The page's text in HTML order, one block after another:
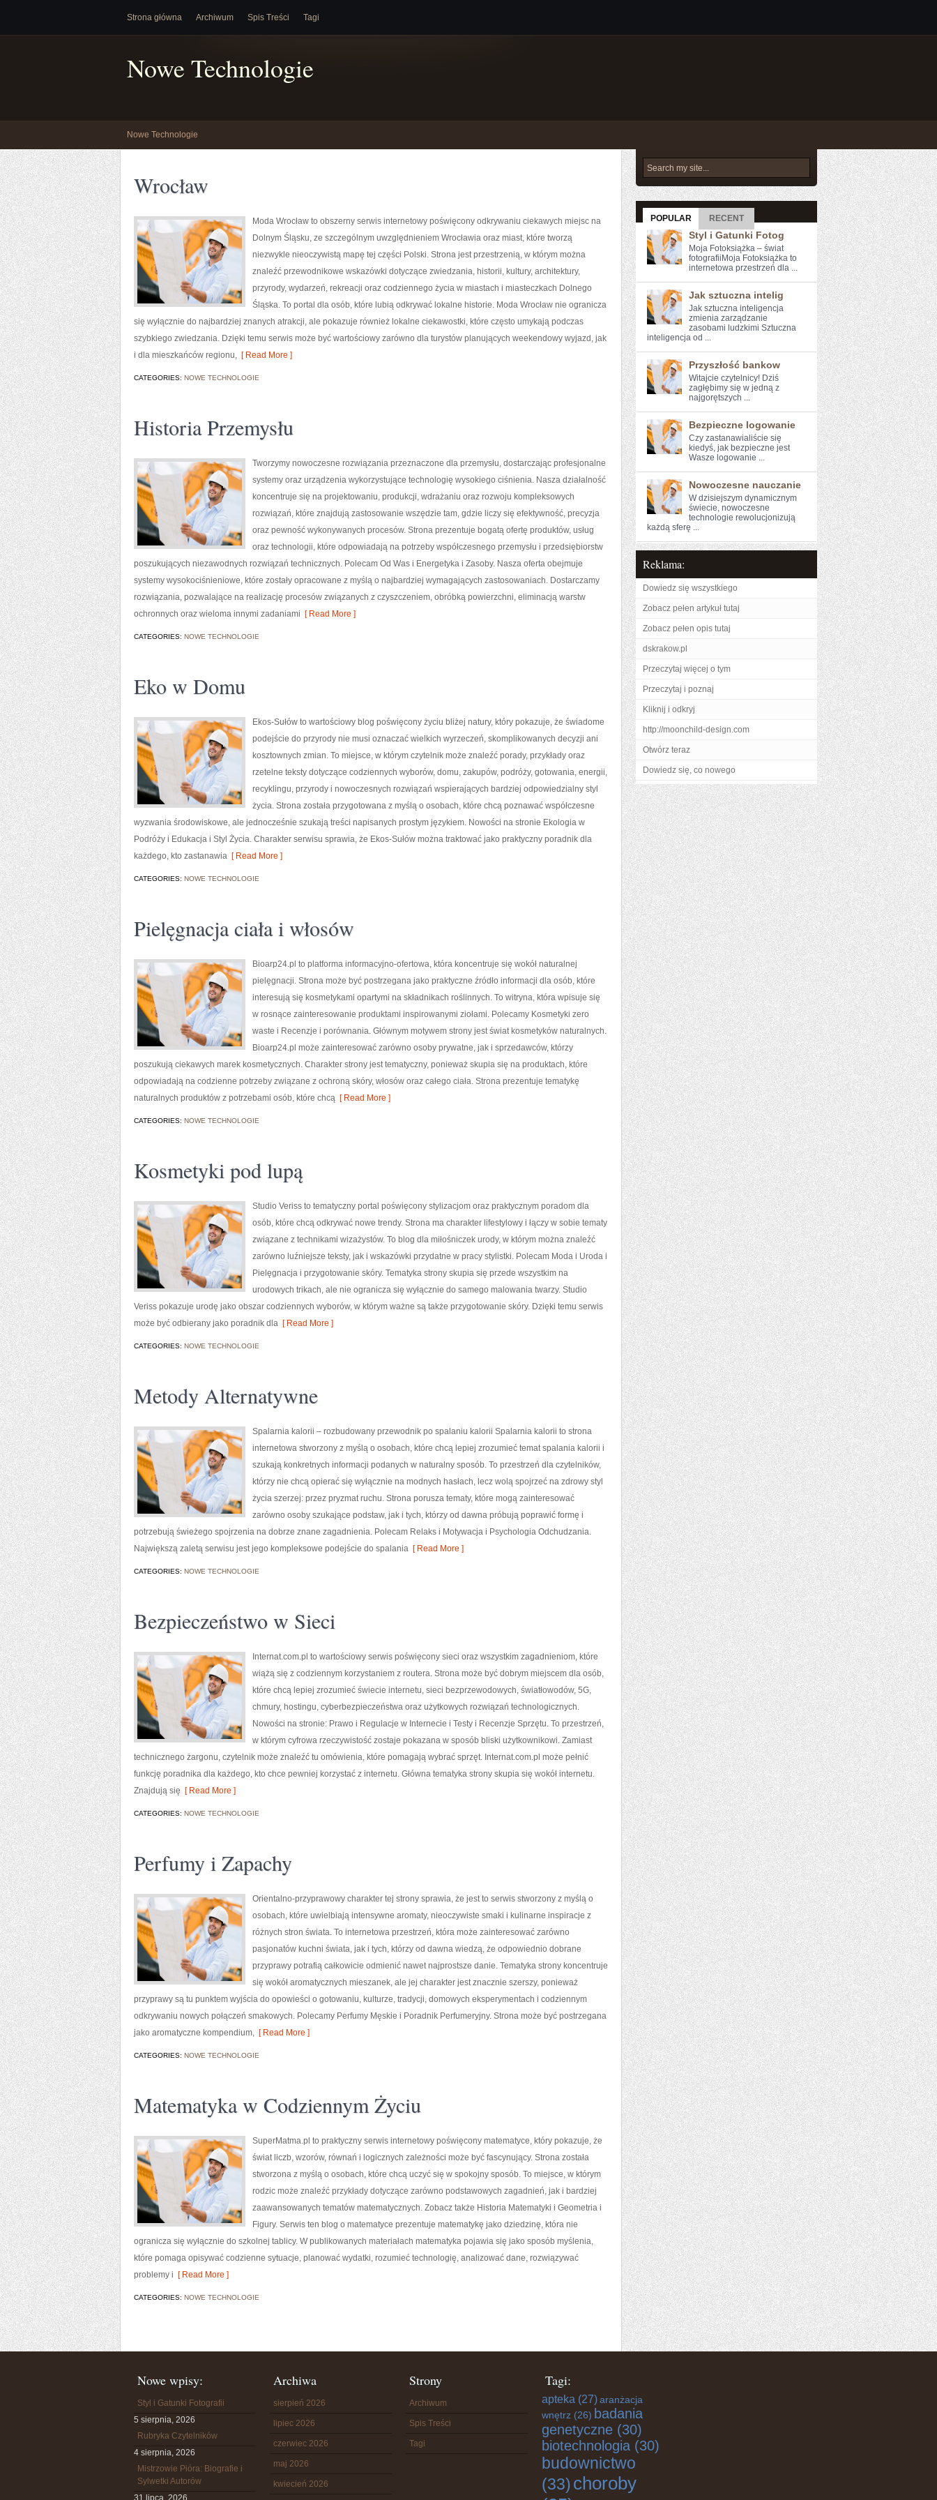
Strona główna Archiwum Spis Treści Tagi
Nowe Technologie
Nowe Technologie
Wrocław
Moda Wrocław to obszerny serwis internetowy poświęcony odkrywaniu ciekawych miejsc na
Dolnym Śląsku, ze szczególnym uwzględnieniem Wrocławia oraz miast, które tworzą
niezwykle nieoczywistą mapę tej części Polski. Strona jest przestrzenią, w którym można
znaleźć przewodnikowe wskazówki dotyczące zwiedzania, historii, kultury, architektury,
przyrody, wydarzeń, rekreacji oraz codziennego życia w miastach i miasteczkach Dolnego
Śląska. To portal dla osób, które lubią odkrywać lokalne historie. Moda Wrocław nie ogranicza
się wyłącznie do najbardziej znanych atrakcji, ale pokazuje również lokalne ciekawostki, które często umykają podczas
szybkiego zwiedzania. Dzięki temu serwis może być wartościowy zarówno dla turystów planujących weekendowy wyjazd, jak
i dla mieszkańców regionu, [ Read More ]
CATEGORIES: NOWE TECHNOLOGIE
Historia Przemysłu
Tworzymy nowoczesne rozwiązania przeznaczone dla przemysłu, dostarczając profesjonalne
systemy oraz urządzenia wykorzystujące technologię wysokiego ciśnienia. Nasza działalność
koncentruje się na projektowaniu, produkcji, wdrażaniu oraz rozwoju kompleksowych
rozwiązań, które znajdują zastosowanie wszędzie tam, gdzie liczy się efektywność, precyzja
oraz pewność wykonywanych procesów. Strona prezentuje bogatą ofertę produktów, usług
oraz technologii, które odpowiadają na potrzeby współczesnego przemysłu i przedsiębiorstw
poszukujących niezawodnych rozwiązań technicznych. Polecam Od Was i Energetyka i Zasoby. Nasza oferta obejmuje
systemy wysokociśnieniowe, które zostały opracowane z myślą o najbardziej wymagających zastosowaniach. Dostarczamy
rozwiązania, pozwalające na realizację procesów związanych z czyszczeniem, obróbką powierzchni, eliminacją warstw
ochronnych oraz wieloma innymi zadaniami [ Read More ]
CATEGORIES: NOWE TECHNOLOGIE
Eko w Domu
Ekos-Sułów to wartościowy blog poświęcony życiu bliżej natury, który pokazuje, że świadome
podejście do przyrody nie musi oznaczać wielkich wyrzeczeń, skomplikowanych decyzji ani
kosztownych zmian. To miejsce, w którym czytelnik może znaleźć porady, przykłady oraz
rzetelne teksty dotyczące codziennych wyborów, domu, zakupów, podróży, gotowania, energii,
recyklingu, przyrody i nowoczesnych rozwiązań wspierających bardziej odpowiedzialny styl
życia. Strona została przygotowana z myślą o osobach, które chcą poznawać współczesne
wyzwania środowiskowe, ale jednocześnie szukają treści napisanych prostym językiem. Nowości na stronie Ekologia w
Podróży i Edukacja i Styl Życia. Charakter serwisu sprawia, że Ekos-Sułów można traktować jako praktyczny poradnik dla
każdego, kto zastanawia [ Read More ]
CATEGORIES: NOWE TECHNOLOGIE
Pielęgnacja ciała i włosów
Bioarp24.pl to platforma informacyjno-ofertowa, która koncentruje się wokół naturalnej
pielęgnacji. Strona może być postrzegana jako praktyczne źródło informacji dla osób, które
interesują się kosmetykami opartymi na składnikach roślinnych. To witryna, która wpisuje się
w rosnące zainteresowanie produktami inspirowanymi ziołami. Polecamy Kosmetyki zero
waste i Recenzje i porównania. Głównym motywem strony jest świat kosmetyków naturalnych.
Bioarp24.pl może zainteresować zarówno osoby prywatne, jak i sprzedawców, którzy
poszukują ciekawych marek kosmetycznych. Charakter strony jest tematyczny, ponieważ skupia się na produktach, które
odpowiadają na codzienne potrzeby związane z ochroną skóry, włosów oraz całego ciała. Strona prezentuje tematykę
naturalnych produktów z potrzebami osób, które chcą [ Read More ]
CATEGORIES: NOWE TECHNOLOGIE
Kosmetyki pod lupą
Studio Veriss to tematyczny portal poświęcony stylizacjom oraz praktycznym poradom dla
osób, które chcą odkrywać nowe trendy. Strona ma charakter lifestylowy i łączy w sobie tematy
związane z technikami wizażystów. To blog dla miłośniczek urody, w którym można znaleźć
zarówno luźniejsze teksty, jak i wskazówki przydatne w pracy stylistki. Polecam Moda i Uroda i
Pielęgnacja i przygotowanie skóry. Tematyka strony skupia się przede wszystkim na
urodowych trikach, ale nie ogranicza się wyłącznie do samego malowania twarzy. Studio
Veriss pokazuje urodę jako obszar codziennych wyborów, w którym ważne są także przygotowanie skóry. Dzięki temu serwis
może być odbierany jako poradnik dla [ Read More ]
CATEGORIES: NOWE TECHNOLOGIE
Metody Alternatywne
Spalarnia kalorii – rozbudowany przewodnik po spalaniu kalorii Spalarnia kalorii to strona
internetowa stworzony z myślą o osobach, które chcą lepiej zrozumieć temat spalania kalorii i
szukają konkretnych informacji podanych w naturalny sposób. To przestrzeń dla czytelników,
którzy nie chcą opierać się wyłącznie na modnych hasłach, lecz wolą spojrzeć na zdrowy styl
życia szerzej: przez pryzmat ruchu. Strona porusza tematy, które mogą zainteresować
zarówno osoby szukające podstaw, jak i tych, którzy od dawna próbują poprawić formę i
potrzebują świeżego spojrzenia na dobrze znane zagadnienia. Polecam Relaks i Motywacja i Psychologia Odchudzania.
Największą zaletą serwisu jest jego kompleksowe podejście do spalania [ Read More ]
CATEGORIES: NOWE TECHNOLOGIE
Bezpieczeństwo w Sieci
Internat.com.pl to wartościowy serwis poświęcony sieci oraz wszystkim zagadnieniom, które
wiążą się z codziennym korzystaniem z routera. Strona może być dobrym miejscem dla osób,
które chcą lepiej zrozumieć świecie internetu, sieci bezprzewodowych, światłowodów, 5G,
chmury, hostingu, cyberbezpieczeństwa oraz użytkowych rozwiązań technologicznych.
Nowości na stronie: Prawo i Regulacje w Internecie i Testy i Recenzje Sprzętu. To przestrzeń,
w którym cyfrowa rzeczywistość zostaje pokazana w sposób bliski użytkownikowi. Zamiast
technicznego żargonu, czytelnik może znaleźć tu omówienia, które pomagają wybrać sprzęt. Internat.com.pl może pełnić
funkcję poradnika dla każdego, kto chce pewniej korzystać z internetu. Główna tematyka strony skupia się wokół internetu.
Znajdują się [ Read More ]
CATEGORIES: NOWE TECHNOLOGIE
Perfumy i Zapachy
Orientalno-przyprawowy charakter tej strony sprawia, że jest to serwis stworzony z myślą o
osobach, które uwielbiają intensywne aromaty, nieoczywiste smaki i kulinarne inspiracje z
różnych stron świata. To internetowa przestrzeń, która może zainteresować zarówno
pasjonatów kuchni świata, jak i tych, którzy od dawna wiedzą, że odpowiednio dobrane
przyprawy potrafią całkowicie odmienić nawet najprostsze danie. Tematyka strony koncentruje
się wokół aromatycznych mieszanek, ale jej charakter jest znacznie szerszy, ponieważ
przyprawy są tu punktem wyjścia do opowieści o gotowaniu, kulturze, tradycji, domowych eksperymentach i codziennym
odkrywaniu nowych połączeń smakowych. Polecamy Perfumy Męskie i Poradnik Perfumeryjny. Strona może być postrzegana
jako aromatyczne kompendium, [ Read More ]
CATEGORIES: NOWE TECHNOLOGIE
Matematyka w Codziennym Życiu
SuperMatma.pl to praktyczny serwis internetowy poświęcony matematyce, który pokazuje, że
świat liczb, wzorów, równań i logicznych zależności może być fascynujący. Strona została
stworzona z myślą o osobach, które chcą uczyć się w spokojny sposób. To miejsce, w którym
rodzic może znaleźć przykłady dotyczące zarówno podstawowych zagadnień, jak i bardziej
zaawansowanych tematów matematycznych. Zobacz także Historia Matematyki i Geometria i
Figury. Serwis ten blog o matematyce prezentuje matematykę jako dziedzinę, która nie
ogranicza się wyłącznie do szkolnej tablicy. W publikowanych materiałach matematyka pojawia się jako sposób myślenia,
które pomaga opisywać codzienne sytuacje, planować wydatki, rozumieć technologię, analizować dane, rozwiązywać
problemy i [ Read More ]
CATEGORIES: NOWE TECHNOLOGIE
POPULAR RECENT
Styl i Gatunki Fotog
Moja Fotoksiążka – świat
fotografiiMoja Fotoksiążka to
internetowa przestrzeń dla ...
Jak sztuczna intelig
Jak sztuczna inteligencja
zmienia zarządzanie
zasobami ludzkimi Sztuczna
inteligencja od ...
Przyszłość bankow
Witajcie czytelnicy! Dziś⁤
zagłębimy⁤ się ⁣w jedną z
najgorętszych ...
Bezpieczne logowanie
Czy zastanawialiście się​
kiedyś, jak bezpieczne jest
Wasze logowanie ...
Nowoczesne nauczanie
W ⁢dzisiejszym dynamicznym ​
świecie, nowoczesne
technologie rewolucjonizują
⁤każdą sferę ...
Reklama:
Dowiedz się wszystkiego
Zobacz pełen artykuł tutaj
Zobacz pełen opis tutaj
dskrakow.pl
Przeczytaj więcej o tym
Przeczytaj i poznaj
Kliknij i odkryj
http://moonchild-design.com
Otwórz teraz
Dowiedz się, co nowego
Nowe wpisy:
Styl i Gatunki Fotografii
5 sierpnia, 2026
Rubryka Czytelników
4 sierpnia, 2026
Mistrzowie Pióra: Biografie i
Sylwetki Autorów
31 lipca, 2026
Archiwa
sierpień 2026
lipiec 2026
czerwiec 2026
maj 2026
kwiecień 2026
Strony
Archiwum
Spis Treści
Tagi
Tagi:
apteka (27) aranżacja
wnętrz (26) badania
genetyczne (30)
biotechnologia (30)
budownictwo
(33)choroby